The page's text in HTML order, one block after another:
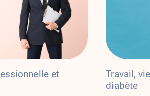
et
Travail,
diabète